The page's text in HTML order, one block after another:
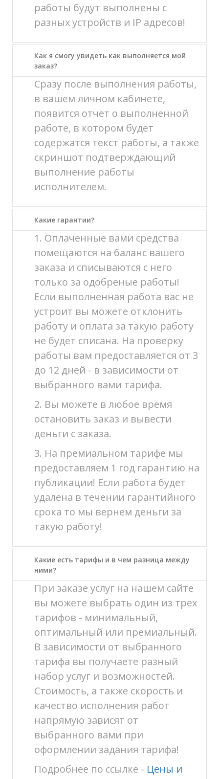
работы будут выполнены с
разных устройств и IP адресов!
Как я смогу увидеть как выполняется мой
заказ?
Сразу после выполнения работы,
в вашем личном кабинете,
появится отчет о выполненной
работе, в котором будет
содержатся текст работы, а также
скриншот подтверждающий
выполнение работы
исполнителем.
Какие гарантии?
1. Оплаченные вами средства
помещаются на баланс вашего
заказа и списываются с него
только за одобреные работы!
Если выполненная работа вас не
устроит вы можете отклонить
работу и оплата за такую работу
не будет списана. На проверку
работы вам предоставляется от 3
до 12 дней - в зависимости от
выбранного вами тарифа.
2. Вы можете в любое время
остановить заказ и вывести
деньги с заказа.
3. На премиальном тарифе мы
предоставляем 1 год гарантию на
публикации! Если работа будет
удалена в течении гарантийного
срока то мы вернем деньги за
такую работу!
Какие есть тарифы и в чем разница между
ними?
При заказе услуг на нашем сайте
вы можете выбрать один из трех
тарифов - минимальный,
оптимальный или премиальный.
В зависимости от выбранного
тарифа вы получаете разный
набор услуг и возможностей.
Стоимость, а также скорость и
качество исполнения работ
напрямую зависят от
выбранного вами при
оформлении задания тарифа!
Подробнее по ссылке - Цены и